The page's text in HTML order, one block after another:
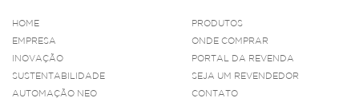
HOME
EMPRESA
INOVAÇÃO
SUSTENTABILIDADE
AUTOMAÇÃO NEO
PRODUTOS
ONDE COMPRAR
PORTAL DA REVENDA
SEJA UM REVENDEDOR
CONTATO